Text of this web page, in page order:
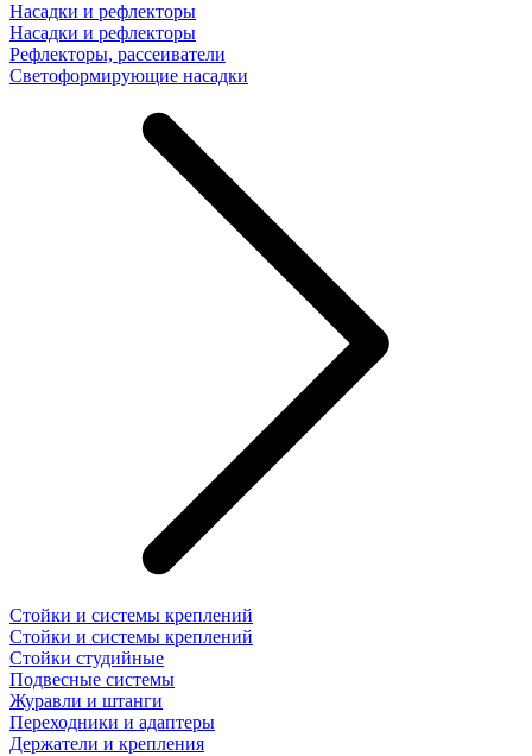
Насадки и рефлекторы
Насадки и рефлекторы
Рефлекторы, рассеиватели
Светоформирующие насадки
Стойки и системы креплений
Стойки и системы креплений
Стойки студийные
Подвесные системы
Журавли и штанги
Переходники и адаптеры
Держатели и крепления